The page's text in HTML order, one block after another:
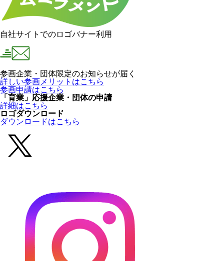
自社サイトでのロゴバナー利用
参画企業・団体限定のお知らせが届く
詳しい参画メリットはこちら
参画申請はこちら
「育業」応援企業・団体の申請
詳細はこちら
ロゴダウンロード
ダウンロードはこちら